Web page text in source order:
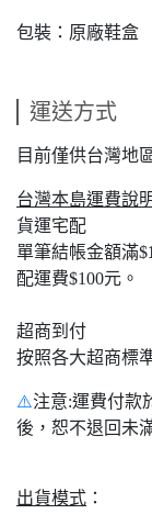
包裝：原廠鞋盒
運送方式
目前僅供台灣地
台灣本島運費說
貨運宅配
單筆結帳金額滿$
配運費$100元。
超商到付
按照各大超商標
⚠️注意:運費付款
後，恕不退回未
出貨模式 ：